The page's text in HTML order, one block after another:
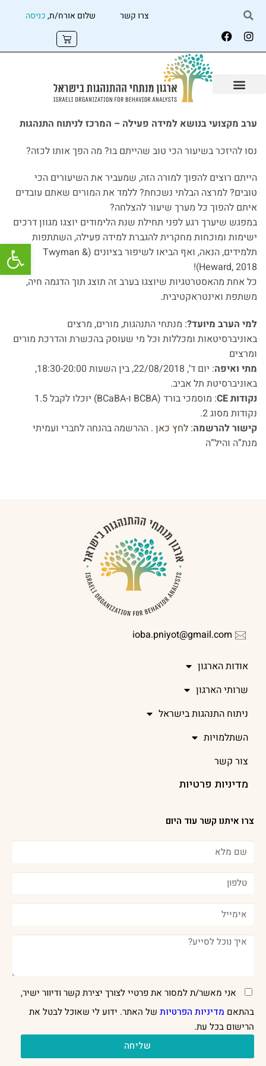
צרו קשר שלום אורח/ת,כניסה
ערב מקצועי בנושא למידה פעילה – המרכז לניתוח התנהגות
נסו להיזכר בשיעור הכי טוב שהייתם בו? מה הפך אותו לכזה?
הייתם רוצים להפוך למורה הזה, שמעביר את השיעורים הכי
טובים? למרצה הבלתי נשכחת? ללמד את המורים שאתם עובדים
איתם להפוך כל מערך שיעור להצלחה?
במפגש שיערך רגע לפני תחילת שנת הלימודים יוצגו מגוון דרכים
ישימות ומוכחות מחקרית להגברת למידה פעילה, השתתפות
תלמידים, הנאה, ואף הביאו לשיפור בציונים (Twyman &
Heward, 2018)!
כל אחת מהאסטרטגיות שיוצגו בערב זה תוצג תוך הדגמה חיה,
משתפת ואינטראקטיבית.
למי הערב מיועד?: מנתחי התנהגות, מורים, מרצים
באוניברסיטאות ומכללות וכל מי שעוסק בהכשרת והדרכת מורים
ומרצים
מתי ואיפה
: יום ד’, 22/08/2018, בין השעות 18:30-20:00,
באוניברסיטת תל אביב.
נקודותCE
: מוסמכי בורד (BCBA ו-BCaBA) יוכלו לקבל 1.5
נקודות מסוג 2.
קישור להרשמה: לחץ כאן . ההרשמה בהנחה לחברי ועמיתי
מנת”ה והיל”ה
ioba.pniyot@gmail.com
אודות הארגון
שרותי הארגון
ניתוח התנהגות בישראל
השתלמויות
צור קשר
מדיניות פרטיות
צרו איתנו קשר עוד היום
אני מאשר/ת למסור את פרטיי לצורך יצירת קשר ודיוור ישיר,
בהתאם מדיניות הפרטיות של האתר. ידוע לי שאוכל לבטל את
הרישום בכל עת.
שליחה